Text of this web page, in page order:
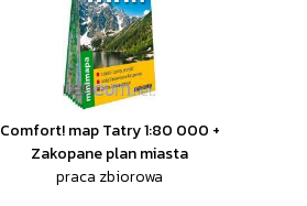
Comfort! map Tatry 1:80 000 +
Zakopane plan miasta
praca zbiorowa